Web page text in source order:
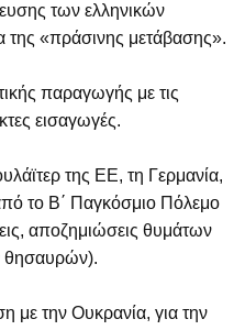
των ελληνικών
«πράσινης μετάβασης».
παραγωγής με τις
εισαγωγές.
της ΕΕ, τη Γερμανία,
το Β΄ Παγκόσμιο Πόλεμο
αποζημιώσεις θυμάτων
θησαυρών).
με την Ουκρανία, για την